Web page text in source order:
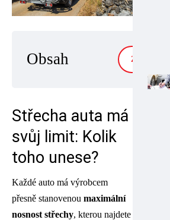
Obsah ZOBRAZIT
Střecha auta má
svůj limit: Kolik
toho unese?
Každé auto má výrobcem
přesně stanovenou maximální
nosnost střechy, kterou najdete